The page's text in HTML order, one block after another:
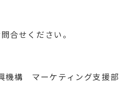
合せください。
機構 マーケティング支援部